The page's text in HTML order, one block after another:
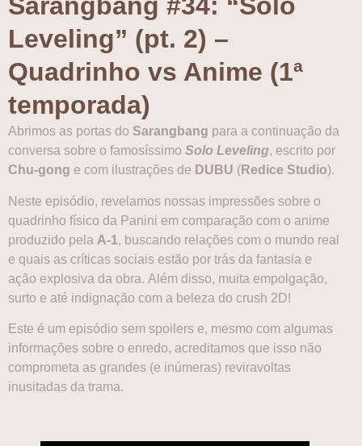
Sarangbang #34: “Solo
Leveling” (pt. 2) –
Quadrinho vs Anime (1ª
temporada)
Abrimos as portas do Sarangbang para a continuação da
conversa sobre o famosíssimo Solo Leveling, escrito por
Chu-gong e com ilustrações de DUBU (Redice Studio).
Neste episódio, revelamos nossas impressões sobre o
quadrinho físico da Panini em comparação com o anime
produzido pela A-1, buscando relações com o mundo real
e quais as críticas sociais estão por trás da fantasia e
ação explosiva da obra. Além disso, muita empolgação,
surto e até indignação com a beleza do crush 2D!
Este é um episódio sem spoilers e, mesmo com algumas
informações sobre o enredo, acreditamos que isso não
comprometa as grandes (e inúmeras) reviravoltas
inusitadas da trama.